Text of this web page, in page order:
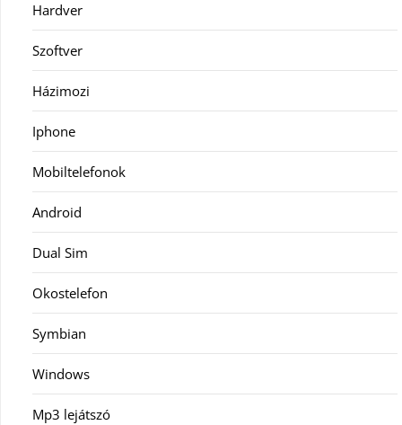
Hardver
Szoftver
Házimozi
Iphone
Mobiltelefonok
Android
Dual Sim
Okostelefon
Symbian
Windows
Mp3 lejátszó